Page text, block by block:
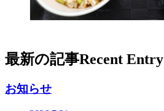
最新の記事Recent Entry
お知らせ